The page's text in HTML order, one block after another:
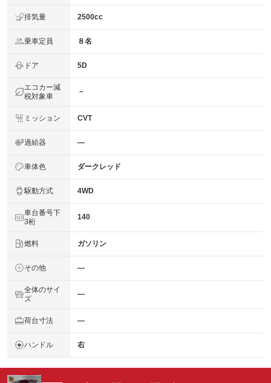
排気量 2500cc
乗車定員 ８名
ドア 5D
エコカー減
税対象車
－
ミッション CVT
過給器 ―
車体色 ダークレッド
駆動方式 4WD
車台番号下
3桁
140
燃料 ガソリン
その他 ―
全体のサイ
ズ
―
荷台寸法 ―
ハンドル 右